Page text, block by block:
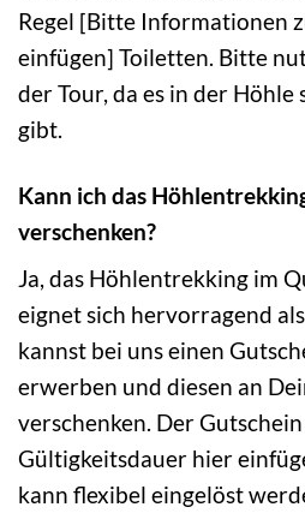
Regel [Bitte Informationen
einfügen] Toiletten. Bitte
der Tour, da es in der Höhle
gibt.
Kann ich das
verschenken?
Ja, das Höhlentrekking im
eignet sich hervorragend als
kannst bei uns einen
erwerben und diesen an
verschenken. Der
Gültigkeitsdauer hier
kann flexibel eingelöst